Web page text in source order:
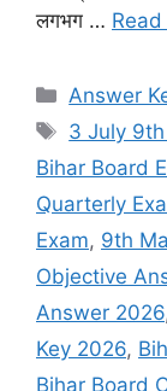
लगभग …
Answer
Tags
3 July
Bihar Board
Quarterly
Exam, 9th
Objective
Answer 2026
Key 2026,
Bihar Board